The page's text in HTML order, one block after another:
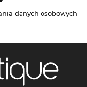
danych osobowych